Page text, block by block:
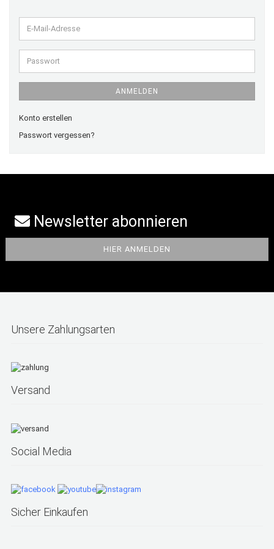
E-
Mail-
Adresse
Passwort
ANMELDEN
Konto erstellen
Passwort vergessen?
Newsletter abonnieren
Unsere Zahlungsarten
Versand
Social Media
Sicher Einkaufen